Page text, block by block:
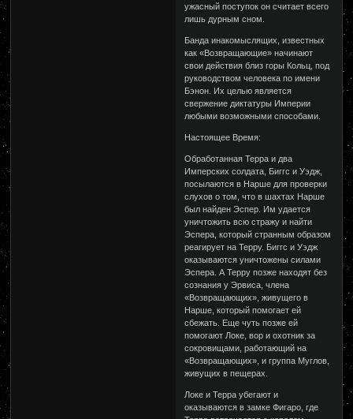
ужасный поступок он считает всего
лишь дурным сном.
Банда инакомыслящих, известных
как «Возвращающие» начинают
свои действия близ горы Кольц, под
руководством человека по имени
Бэнон. Их целью является
свержение диктатуры Империи
любыми возможными способами.
Настоящее Время:
Обработанная Терра и два
Имперских солдата, Биггс и Уэдж,
посылаются в Нарше для проверки
слухов о том, что в шахтах Нарше
был найден Эспер. Им удается
уничтожить всю стражу и найти
Эспера, который странным образом
реагирует на Терру. Биггс и Уэдж
оказываются уничтожены силами
Эспера. А Терру позже находят без
сознания у Эрвиса, члена
«Возвращающих», живущего в
Нарше, который помогает ей
сбежать. Еще чуть позже ей
помогают Локе, вор и охотник за
сокровищами, работающий на
«Возвращающих», и группа Муглов,
живущих в пещерах.
Локе и Терра убегают и
оказываются в замке Фигаро, где